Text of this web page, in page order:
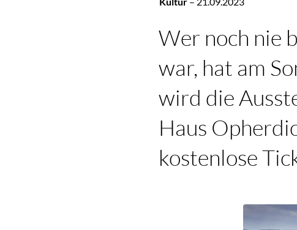
Wer noch nie
war, hat am
wird die
Haus
kostenlose